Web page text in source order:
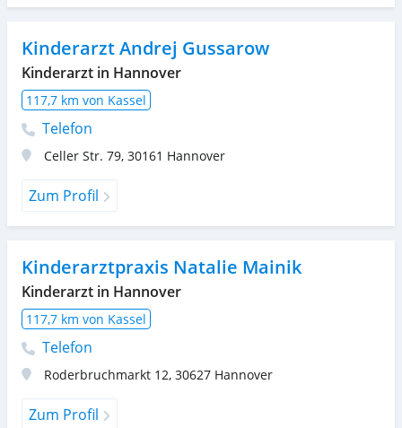
Kinderarzt Andrej Gussarow
Kinderarzt in Hannover
117,7 km von Kassel
Telefon
Celler Str. 79, 30161 Hannover
Zum Profil
Kinderarztpraxis Natalie Mainik
Kinderarzt in Hannover
117,7 km von Kassel
Telefon
Roderbruchmarkt 12, 30627 Hannover
Zum Profil